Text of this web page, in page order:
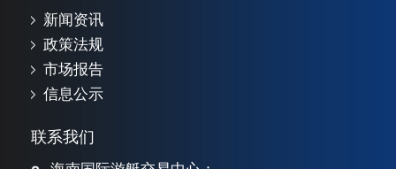
新闻资讯
政策法规
市场报告
信息公示
联系我们